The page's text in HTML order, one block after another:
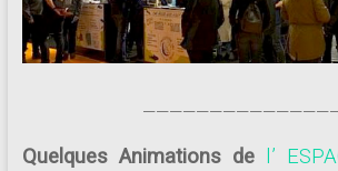
Quelques Animations del’